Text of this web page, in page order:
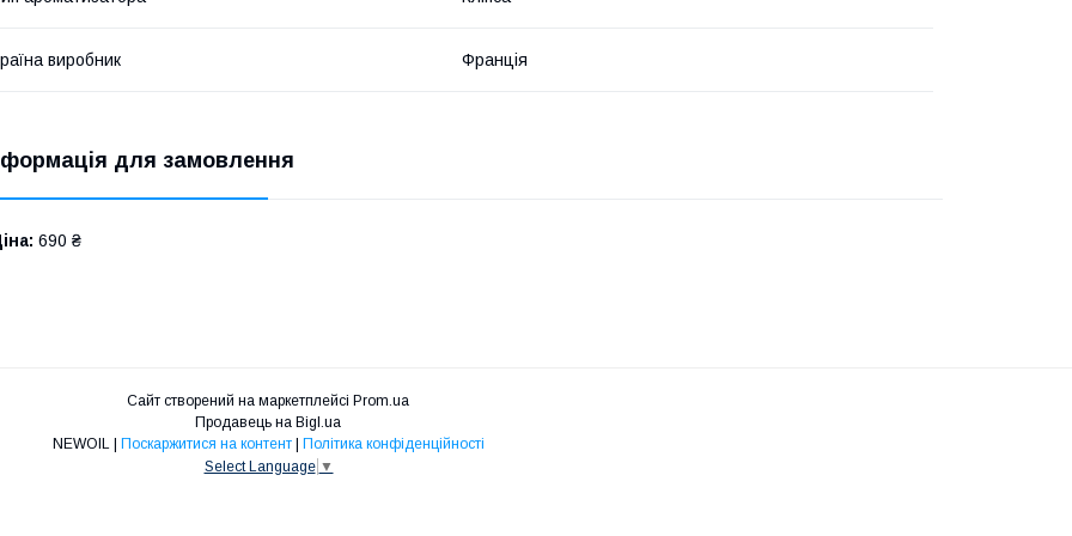
виробник Франція
для замовлення
690 ₴
Сайт створений на маркетплейсі Prom.ua
Продавець на Bigl.ua
NEWOIL | Поскаржитися на контент | Політика конфіденційності
Select Language ▼